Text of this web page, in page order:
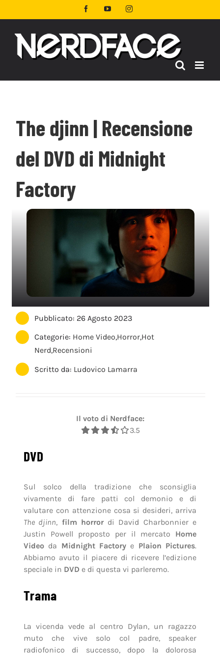
al
FacebookYouTubeInstagram
The djinn | Recensione
del DVD di Midnight
Factory
Pubblicato: 26 Agosto 2023
Categorie: Home Video,Horror,Hot
Nerd,Recensioni
Scritto da: Ludovico Lamarra
Il voto di Nerdface:
3.5
DVD
Sul solco della tradizione che sconsiglia
vivamente di fare patti col demonio e di
valutare con attenzione cosa si desideri, arriva
The djinn, film horrordi David Charbonnier e
Justin Powell proposto per il mercato Home
Videoda Midnight Factory e Plaion Pictures.
Abbiamo avuto il piacere di ricevere l’edizione
speciale in DVD e di questa vi parleremo.
Trama
La vicenda vede al centro Dylan, un ragazzo
muto che vive solo col padre, speaker
radiofonico di successo, dopo la dolorosa